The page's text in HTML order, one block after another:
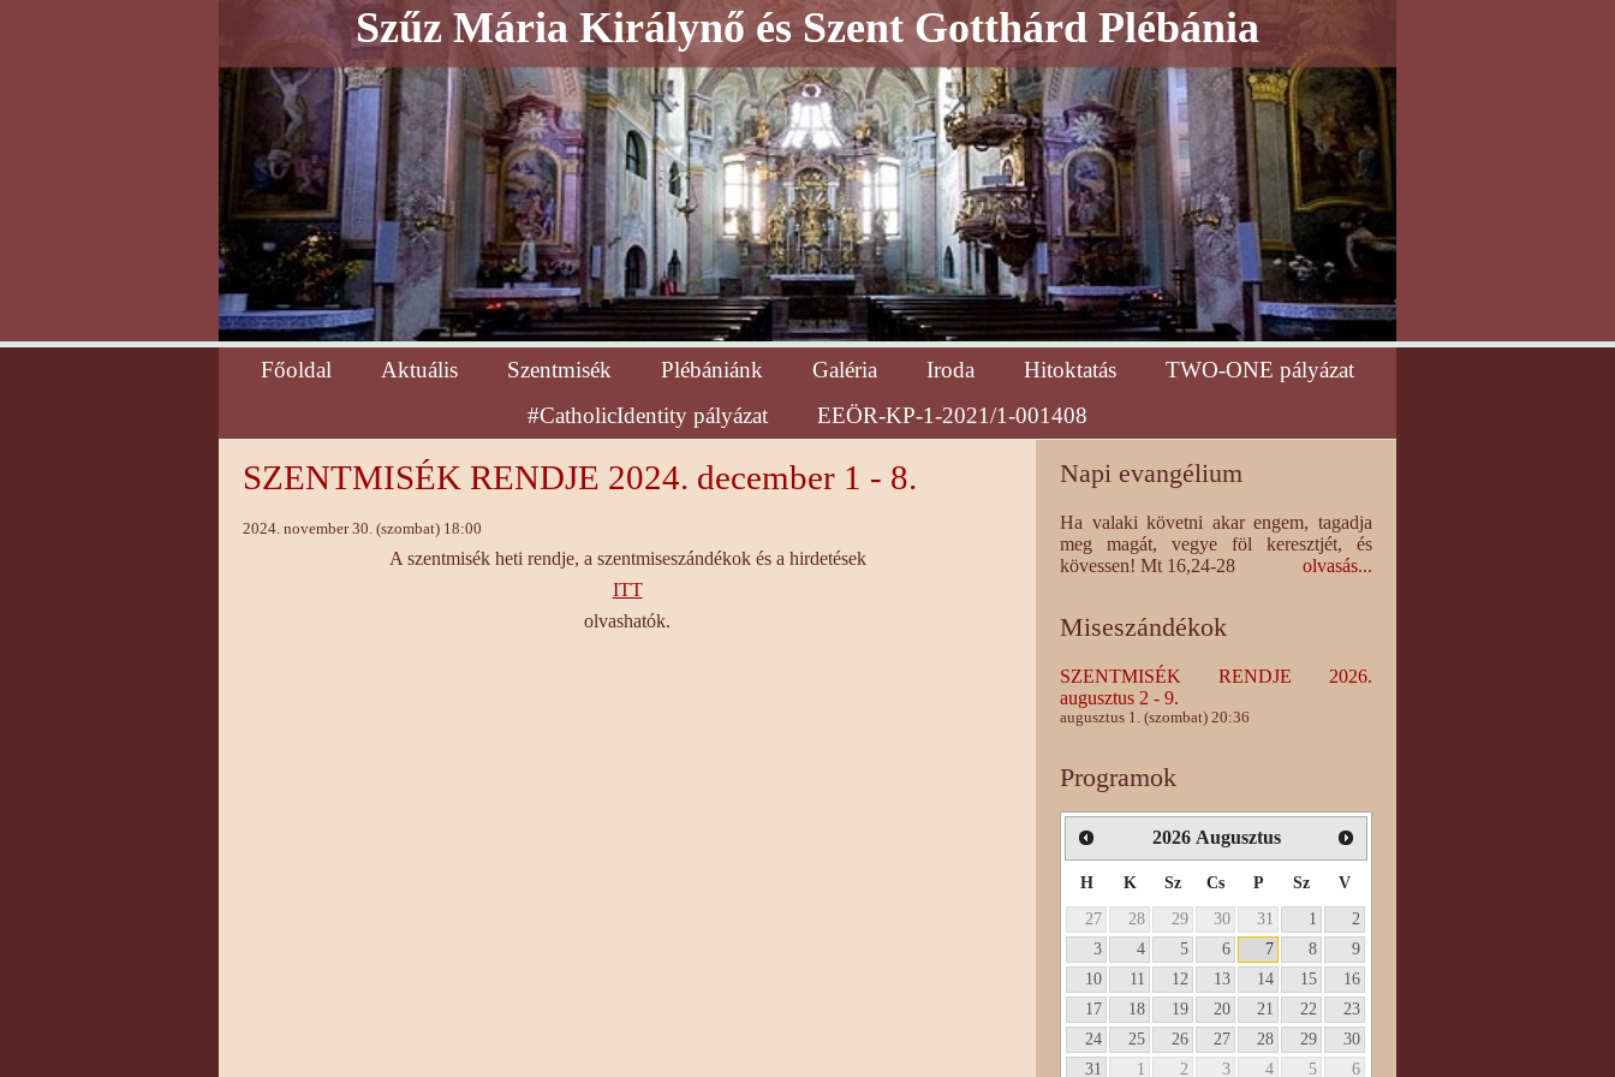
Szűz Mária Királynő és Szent Gotthárd Plébánia
Főoldal Aktuális Szentmisék Plébániánk Galéria Iroda Hitoktatás
TWO-ONE pályázat
#CatholicIdentity pályázat
EEÖR-KP-1-2021/1-001408
SZENTMISÉK RENDJE 2024. december 1 - 8.
2024. november 30. (szombat) 18:00
A szentmisék heti rendje, a szentmiseszándékok és a hirdetések
ITT
olvashatók.
Napi evangélium
Ha valaki követni akar engem, tagadja
meg magát, vegye föl keresztjét, és
kövessen! Mt 16,24-28
olvasás...
Miseszándékok
SZENTMISÉK RENDJE 2026.
augusztus 2 - 9.
augusztus 1. (szombat) 20:36
Programok
2026 Augusztus
H K Sz Cs P Sz
V
27
28 29 30 31 1
2
3
4 5 6 7 8
9
10
11 12 13 14 15
16
17
18 19 20 21 22
23
24
25 26 27 28 29
30
31
1 2 3 4 5 6